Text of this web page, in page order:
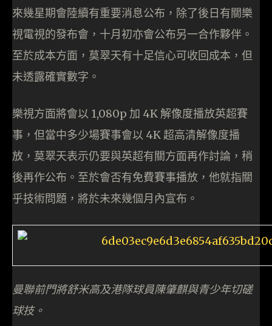
來幾星期會陸續有重要消息公布，除了後日有關樂
視電視的發布會，十月初亦會公布另一合作夥伴。
至於成本方面，莫翠天有十足信心可收回成本，但
未透露確實數字。
樂視方面將會以 1,080p 加 4K 解像度播放英超賽
事，但當中多少場賽事會以 4K 超高清解像度播
放，莫翠天表示仍要與英超有關方面再作討論，稍
後再作公布。至於會否有免費賽事播放，他就指關
乎技術問題，將於未來幾個月內宣布。
曼聯前門將舒米高及港隊球員陳肇麒與青少年切磋
球技。